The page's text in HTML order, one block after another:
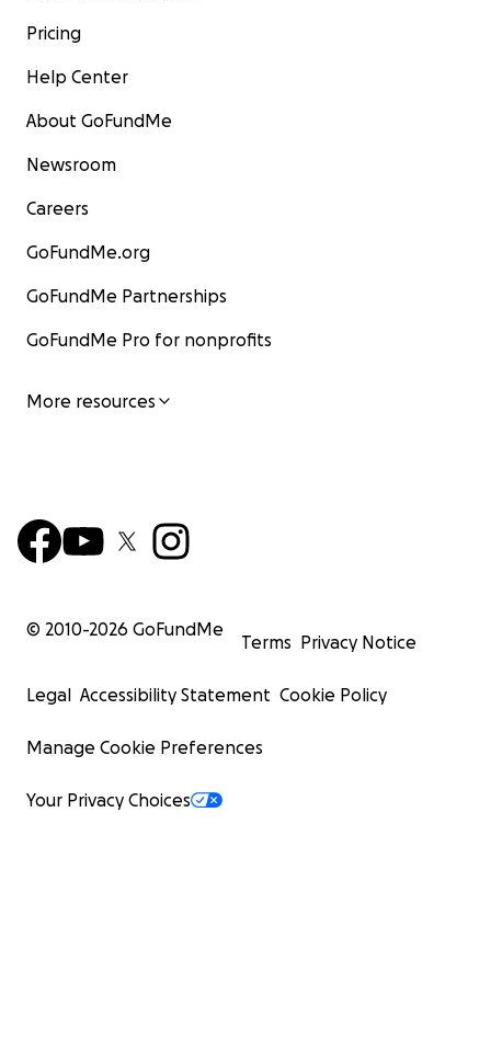
Pricing
Help Center
About GoFundMe
Newsroom
Careers
GoFundMe.org
GoFundMe Partnerships
GoFundMe Pro for nonprofits
More resources
© 2010-2026 GoFundMe
Terms Privacy Notice
Legal Accessibility Statement Cookie Policy
Manage Cookie Preferences
Your Privacy Choices